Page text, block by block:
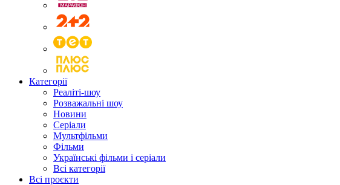
Категорії
Реаліті-шоу
Розважальні шоу
Новини
Серіали
Мультфільми
Фільми
Українські фільми і серіали
Всі категорії
Всі проєкти